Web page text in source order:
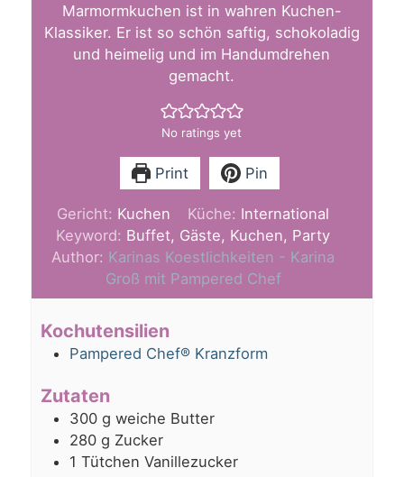
Marmormkuchen ist in wahren Kuchen-
Klassiker. Er ist so schön saftig, schokoladig
und heimelig und im Handumdrehen
gemacht.
No ratings yet
Print Pin
Gericht: Kuchen Küche: International
Keyword: Buffet, Gäste, Kuchen, Party
Author: Karinas Koestlichkeiten - Karina
Groß mit Pampered Chef
Kochutensilien
Pampered Chef® Kranzform
Zutaten
300 g weiche Butter
280 g Zucker
1 Tütchen Vanillezucker